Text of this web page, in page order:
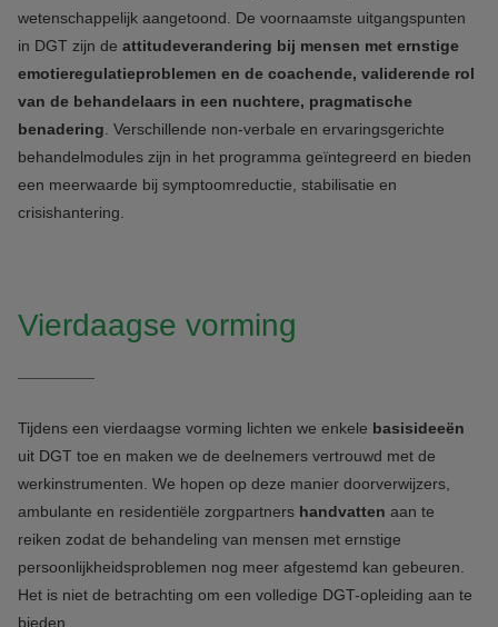
wetenschappelijk aangetoond. De voornaamste uitgangspunten
in DGT zijn de attitudeverandering bij mensen met ernstige
emotieregulatieproblemen en de coachende, validerende rol
van de behandelaars in een nuchtere, pragmatische
benadering . Verschillende non-verbale en ervaringsgerichte
behandelmodules zijn in het programma geïntegreerd en bieden
een meerwaarde bij symptoomreductie, stabilisatie en
crisishantering.
Vierdaagse vorming
Tijdens een vierdaagse vorming lichten we enkele basisideeën
uit DGT toe en maken we de deelnemers vertrouwd met de
werkinstrumenten. We hopen op deze manier doorverwijzers,
ambulante en residentiële zorgpartners handvatten aan te
reiken zodat de behandeling van mensen met ernstige
persoonlijkheidsproblemen nog meer afgestemd kan gebeuren.
Het is niet de betrachting om een volledige DGT-opleiding aan te
bieden.